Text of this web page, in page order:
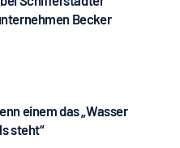
Becker
einem das „Wasser
steht“